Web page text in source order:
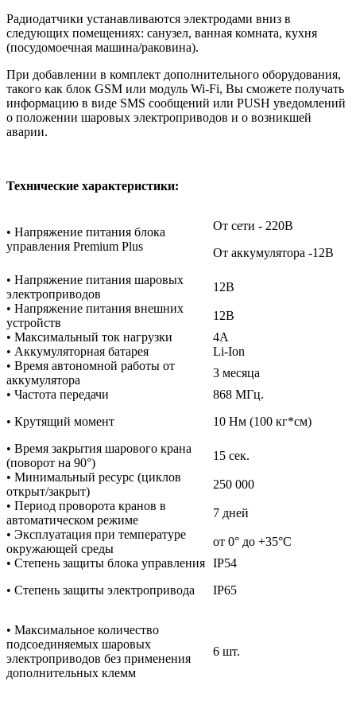
Радиодатчики устанавливаются электродами вниз в
следующих помещениях: санузел, ванная комната, кухня
(посудомоечная машина/раковина).
При добавлении в комплект дополнительного оборудования,
такого как блок GSM или модуль Wi-Fi, Вы сможете получать
информацию в виде SMS сообщений или PUSH уведомлений
о положении шаровых электроприводов и о возникшей
аварии.
Технические характеристики:
• Напряжение питания блока
управления Premium Plus
От сети - 220В
От аккумулятора -12В
• Напряжение питания шаровых
электроприводов
12В
• Напряжение питания внешних
устройств
12В
• Максимальный ток нагрузки
4А
• Аккумуляторная батарея
Li-Ion
• Время автономной работы от
аккумулятора
3 месяца
• Частота передачи
868 МГц.
• Крутящий момент
10 Нм (100 кг*см)
• Время закрытия шарового крана
(поворот на 90°)
15 сек.
• Минимальный ресурс (циклов
открыт/закрыт)
250 000
• Период проворота кранов в
автоматическом режиме
7 дней
• Эксплуатация при температуре
окружающей среды
от 0° до +35°С
• Степень защиты блока управления IP54
• Степень защиты электропривода
IP65
• Максимальное количество
подсоединяемых шаровых
электроприводов без применения
дополнительных клемм
6 шт.